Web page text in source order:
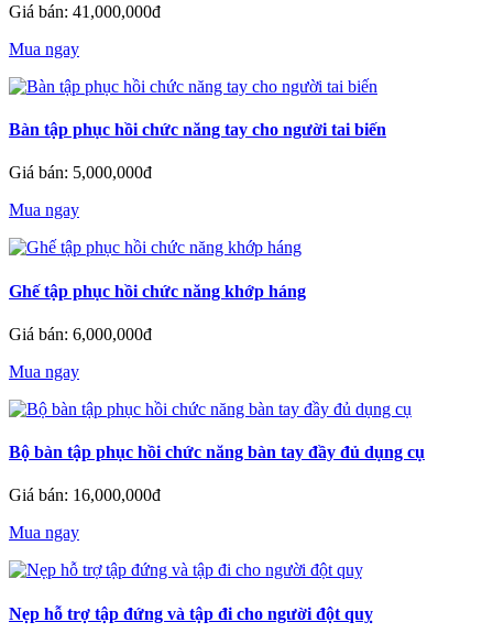
Giá bán: 41,000,000đ
Mua ngay
Bàn tập phục hồi chức năng tay cho người tai biến
Giá bán: 5,000,000đ
Mua ngay
Ghế tập phục hồi chức năng khớp háng
Giá bán: 6,000,000đ
Mua ngay
Bộ bàn tập phục hồi chức năng bàn tay đầy đủ dụng cụ
Giá bán: 16,000,000đ
Mua ngay
Nẹp hỗ trợ tập đứng và tập đi cho người đột quỵ